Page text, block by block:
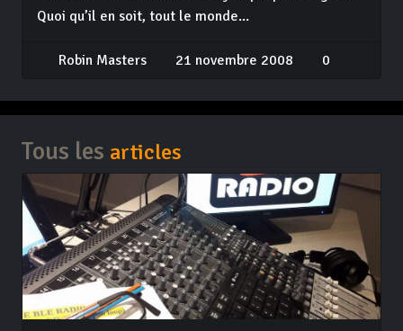
Quoi qu’il en soit, tout le monde...
Robin Masters 21 novembre 2008 0
Tous les articles